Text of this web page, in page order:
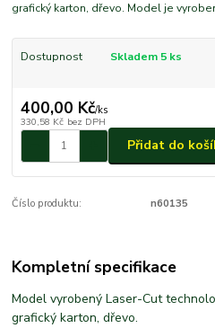
grafický karton, dřevo. Model je
Dostupnost Skladem 5 ks
400,00 Kč/ks
330,58 Kč bez DPH
Přidat do
Číslo produktu: n60135
Kompletní specifikace
Model vyrobený Laser-Cut
grafický karton, dřevo.